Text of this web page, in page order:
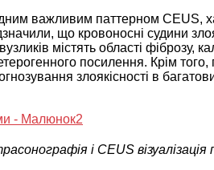
важливим паттерном CEUS,
що кровоносні судини
містять області фіброзу,
посилення. Крім
злоякісності в
і CEUS